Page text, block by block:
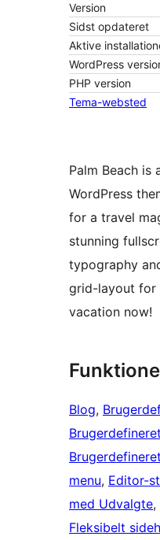
Version
Sidst opdateret
Aktive
WordPress
PHP version
Tema-websted
Palm Beach is
WordPress
for a travel
stunning
typography
grid-layout for
vacation now!
Blog,
menu, Editor-
med Udvalgte,
Fleksibelt